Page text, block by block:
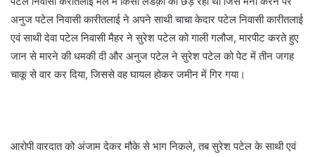
अनुज पटेल निवासी कारीतलाई ने अपने साथी चाचा केदार पटेल निवासी कारीतलाई
एवं साथी देवा पटेल निवासी मैहर ने सुरेश पटेल को गाली गलौज, मारपीट करते हुए
जान से मारने की धमकी दी और अनुज पटेल ने सुरेश पटेल को पेट में तीन जगह
चाकू से वार कर दिया, जिससे वह घायल होकर जमीन में गिर गया।
आरोपी वारदात को अंजाम देकर मौके से भाग निकले, तब सुरेश पटेल के साथी एवं